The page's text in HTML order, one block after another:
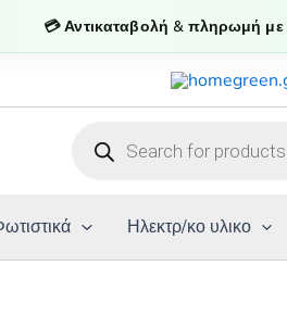
💳 Αντικαταβολή & πληρωμή
search
Ηλεκτρ/κο υλικο